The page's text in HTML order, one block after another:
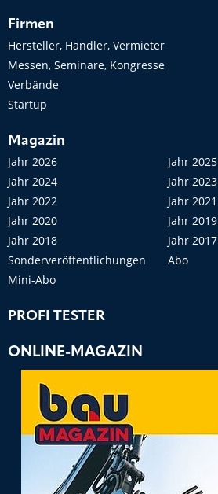
Firmen
Hersteller, Händler, Vermieter
Messen, Seminare, Kongresse
Verbände
Startup
Magazin
Jahr 2026
Jahr 2025
Jahr 2024
Jahr 2023
Jahr 2022
Jahr 2021
Jahr 2020
Jahr 2019
Jahr 2018
Jahr 2017
Sonderveröffentlichungen
Abo
Mini-Abo
PROFI TESTER
ONLINE-MAGAZIN